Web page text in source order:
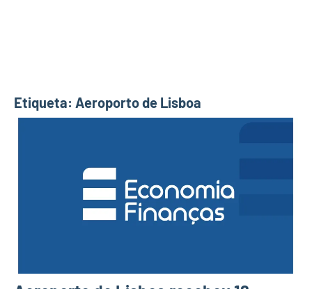
Etiqueta: Aeroporto de Lisboa